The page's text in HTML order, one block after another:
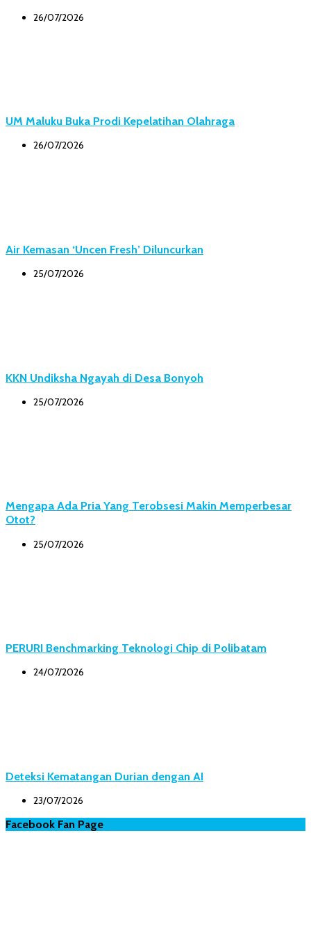
26/07/2026
UM Maluku Buka Prodi Kepelatihan Olahraga
26/07/2026
Air Kemasan ‘Uncen Fresh’ Diluncurkan
25/07/2026
KKN Undiksha Ngayah di Desa Bonyoh
25/07/2026
Mengapa Ada Pria Yang Terobsesi Makin Memperbesar
Otot?
25/07/2026
PERURI Benchmarking Teknologi Chip di Polibatam
24/07/2026
Deteksi Kematangan Durian dengan AI
23/07/2026
Facebook Fan Page